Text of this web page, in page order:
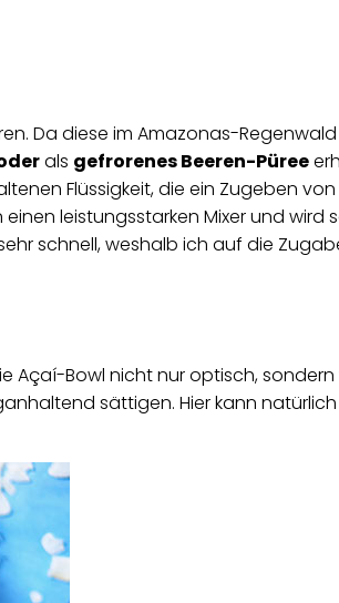
Da diese im Amazonas-
als gefrorenes Beeren-Püree
Flüssigkeit, die ein Zugeben
leistungsstarken Mixer und wird
schnell, weshalb ich auf die
Açaí-Bowl nicht nur optisch, sondern
sättigen. Hier kann